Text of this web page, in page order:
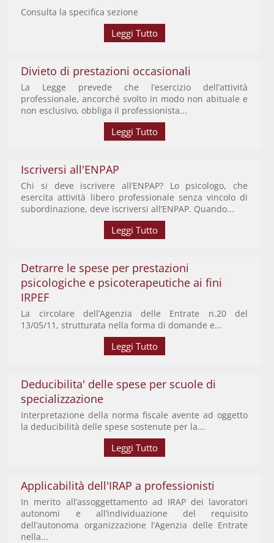
Consulta la specifica sezione
Leggi Tutto
Divieto di prestazioni occasionali
La Legge prevede che l’esercizio dell’attività
professionale, ancorché svolto in modo non abituale e
non esclusivo, obbliga il professionista...
Leggi Tutto
Iscriversi all'ENPAP
Chi si deve iscrivere all’ENPAP? Lo psicologo, che
esercita attività libero professionale senza vincolo di
subordinazione, deve iscriversi all’ENPAP. Quando...
Leggi Tutto
Detrarre le spese per prestazioni
psicologiche e psicoterapeutiche ai fini
IRPEF
La circolare dell’Agenzia delle Entrate n.20 del
13/05/11, strutturata nella forma di domande e...
Leggi Tutto
Deducibilita' delle spese per scuole di
specializzazione
Interpretazione della norma fiscale avente ad oggetto
la deducibilità delle spese sostenute per la...
Leggi Tutto
Applicabilità dell'IRAP a professionisti
In merito all’assoggettamento ad IRAP dei lavoratori
autonomi e all’individuazione del requisito
dell’autonoma organizzazione l’Agenzia delle Entrate
nella...